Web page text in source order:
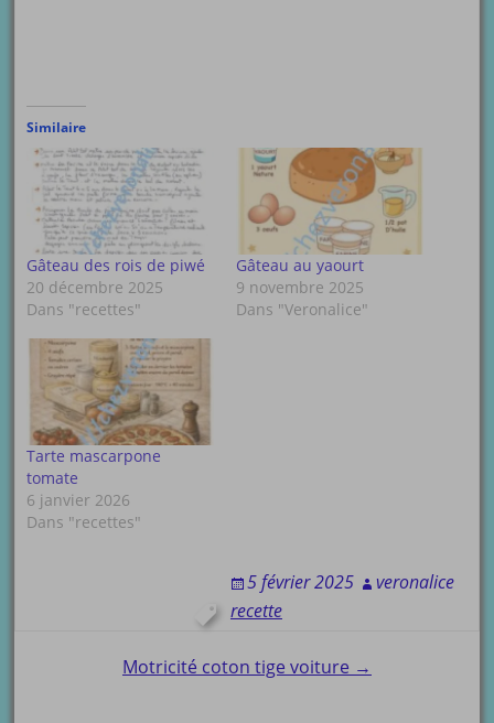
Similaire
Gâteau des rois de piwé
20 décembre 2025
Dans "recettes"
Gâteau au yaourt
9 novembre 2025
Dans "Veronalice"
Tarte mascarpone
tomate
6 janvier 2026
Dans "recettes"
5 février 2025
veronalice
recette
Motricité coton tige voiture →